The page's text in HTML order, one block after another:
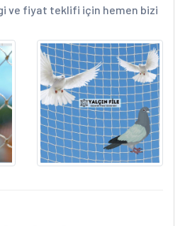
ve fiyat teklifi için hemen bizi